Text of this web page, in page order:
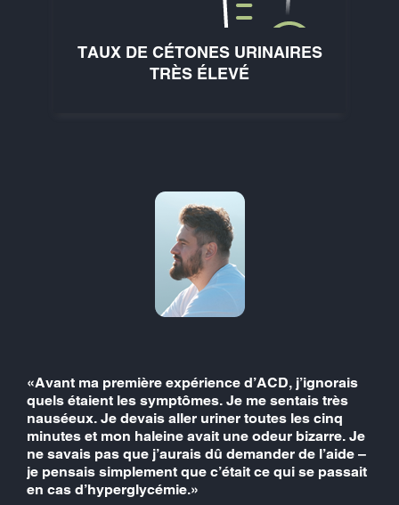
TAUX DE CÉTONES URINAIRES
TRÈS ÉLEVÉ
«Avant ma première expérience d’ACD, j’ignorais
quels étaient les symptômes. Je me sentais très
nauséeux. Je devais aller uriner toutes les cinq
minutes et mon haleine avait une odeur bizarre. Je
ne savais pas que j’aurais dû demander de l’aide –
je pensais simplement que c’était ce qui se passait
en cas d’hyperglycémie.»